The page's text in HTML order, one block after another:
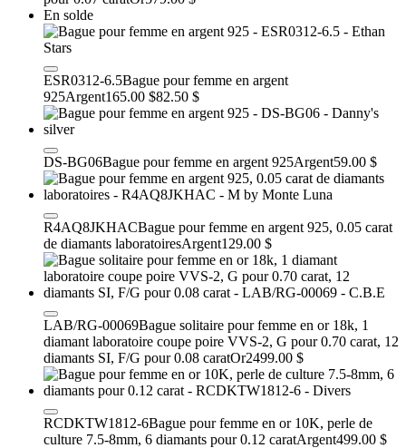
En solde
ESR0312-6.5Bague pour femme en argent
925Argent165.00 $82.50 $
DS-BG06Bague pour femme en argent 925Argent59.00 $
R4AQ8JKHACBague pour femme en argent 925, 0.05 carat
de diamants laboratoiresArgent129.00 $
LAB/RG-00069Bague solitaire pour femme en or 18k, 1
diamant laboratoire coupe poire VVS-2, G pour 0.70 carat, 12
diamants SI, F/G pour 0.08 caratOr2499.00 $
RCDKTW1812-6Bague pour femme en or 10K, perle de
culture 7.5-8mm, 6 diamants pour 0.12 caratArgent499.00 $